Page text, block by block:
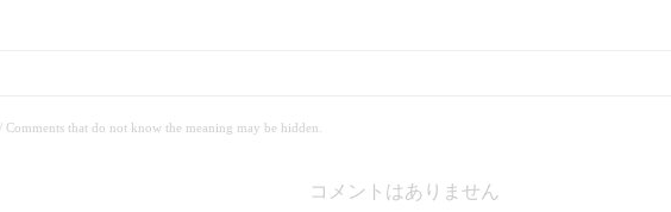
that do not know the meaning may be hidden.
コメントはありません